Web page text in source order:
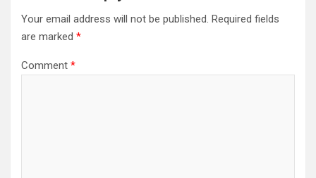
Your email address will not be published. Required fields
are marked *
Comment *